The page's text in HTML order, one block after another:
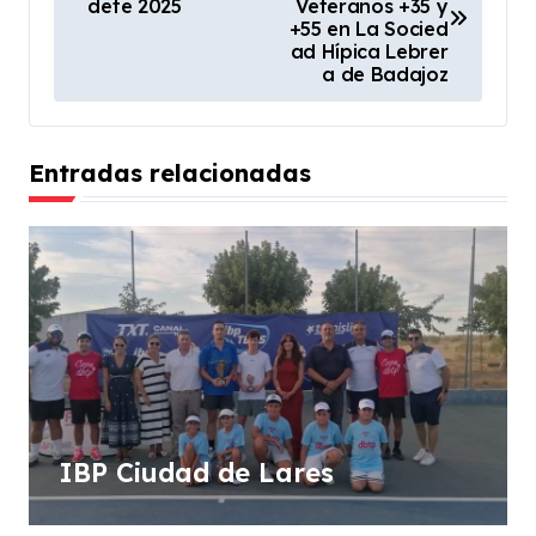
g
c
i
ó
n
d
e
e
n
t
dete 2025
Veteranos +35 y
+55 en La Socied
ad Hípica Lebrer
a de Badajoz
Entradas relacionadas
IBP Ciudad de Lares